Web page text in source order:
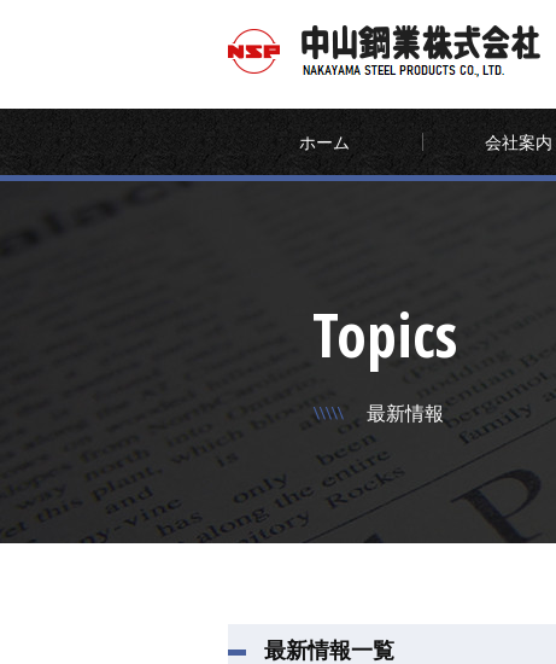
ホーム 会社案内
Topics
最新情報
最新情報一覧